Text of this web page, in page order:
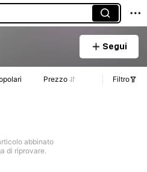
Segui
Prezzo Filtro
abbinato
di riprovare.